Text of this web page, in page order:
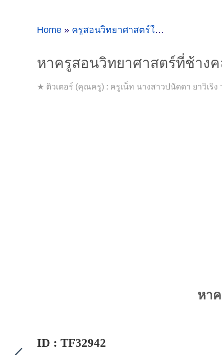
Home » ครูสอนวิทยาศาสตร์ใกล้ๆช้างคลาน
หาครูสอนวิทยาศาสตร์ที่ช้างค
★ ติวเตอร์ (คุณครู) : ครูเน็ท นางสาวปนัดดา ยาวิเริ
หา
ID : TF32942